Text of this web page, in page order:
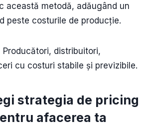
această metodă, adăugând un
peste costurile de producție.
Producători, distribuitori,
cu costuri stabile și previzibile.
strategia de pricing
afacerea ta